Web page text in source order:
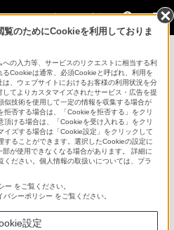
法人のお客様
クセサリー >
クセサリー
ャージャブルバッテリーパック
覧のためにCookieを利用しておりま
の入力等、サービスのリクエストに相当する利
Cookieは通常、必須Cookieと呼ばれ、利用を
、ウェブサイトにおけるお客様の利用状況を分
てよりカスタマイズされたサービス・広告を提
技術を使用して一定の情報を収集する場合が
否する場合は、「Cookieを拒否する」をクリ
ける場合は、「Cookieを受け入れる」をクリ
イズする場合は「Cookie設定」をクリックして
することができます。選択したCookieの設定に
が使用できなくなる場合があります。 詳細に
ださい。個人情報の取扱いについては、プラ
ー をご覧ください。
バシーポリシー をご覧ください。
設定